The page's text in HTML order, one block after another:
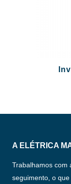
A ELÉTRICA
Trabalhamos com
seguimento, o